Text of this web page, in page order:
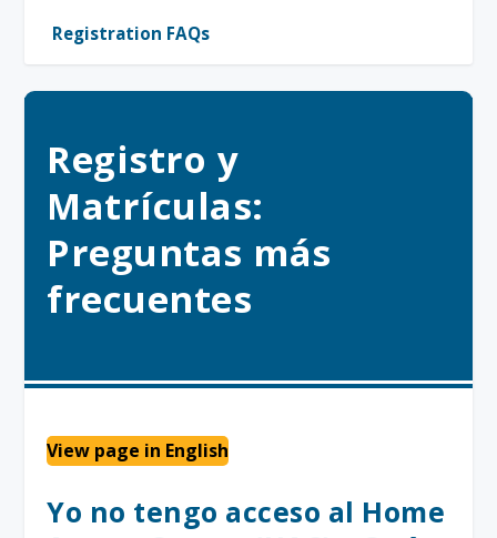
Registro y
Matrículas:
Preguntas más
frecuentes
View page in English
Yo no tengo acceso al Home
Registration FAQs